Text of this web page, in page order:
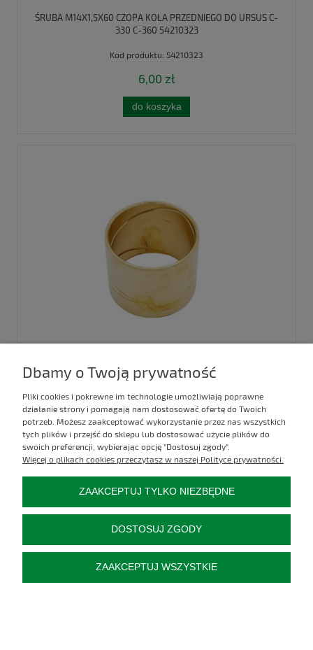
ŚRUBA M14X1,5X60 CZOPA KOŁA PRZEDNIEGO DO URSUS C-
330 C-360 54210323
Kod produktu: 54210323
6,00 zł
do koszyka
Kod produktu: 50533570
22,00 zł
do koszyka
Dbamy o Twoją prywatność
Pliki cookies i pokrewne im technologie umożliwiają poprawne
działanie strony i pomagają nam dostosować ofertę do Twoich
potrzeb. Możesz zaakceptować wykorzystanie przez nas wszystkich
tych plików i przejść do sklepu lub dostosować użycie plików do
swoich preferencji, wybierając opcję "Dostosuj zgody".
Więcej o plikach cookies przeczytasz w naszej Polityce prywatności.
ZAAKCEPTUJ TYLKO NIEZBĘDNE
DOSTOSUJ ZGODY
ZAAKCEPTUJ WSZYSTKIE